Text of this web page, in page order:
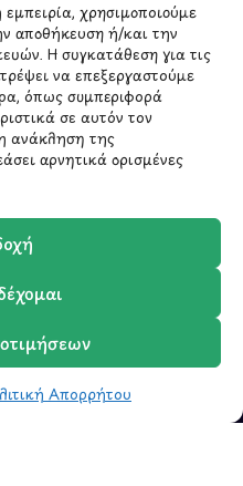
χρησιμοποιούμε
αποθήκευση ή/και την
Η συγκατάθεση για τις
να επεξεργαστούμε
όπως συμπεριφορά
σε αυτόν τον
ανάκληση της
αρνητικά ορισμένες
Απορρήτου